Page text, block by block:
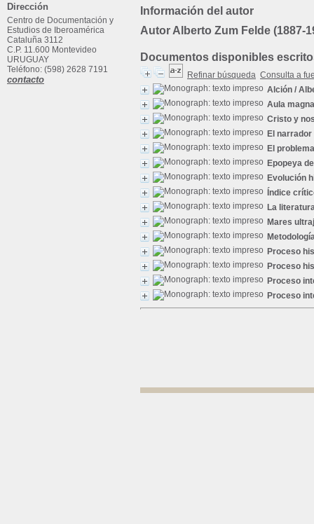
Información del autor
Autor Alberto Zum Felde (1887-
Documentos disponibles
Refinar búsqueda Consulta a
Alción /
Aula
Cristo y
El
El
Epopeya
Evolución
Índice
La
Mares
Proceso
Proceso
Proceso
Proceso
Dirección
Centro de Documentación y
Estudios de Iberoamérica
Cataluña 3112
C.P. 11.600 Montevideo
URUGUAY
Teléfono: (598) 2628 7191
contacto